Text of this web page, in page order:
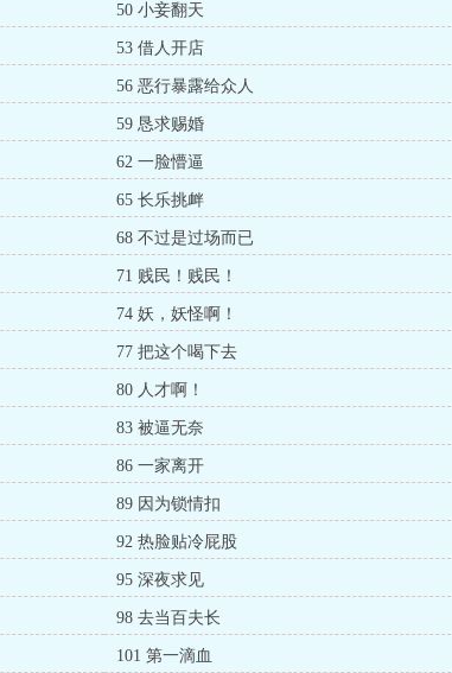
50 小妾翻天
53 借人开店
56 恶行暴露给众人
59 恳求赐婚
62 一脸懵逼
65 长乐挑衅
68 不过是过场而已
71 贱民！贱民！
74 妖，妖怪啊！
77 把这个喝下去
80 人才啊！
83 被逼无奈
86 一家离开
89 因为锁情扣
92 热脸贴冷屁股
95 深夜求见
98 去当百夫长
101 第一滴血